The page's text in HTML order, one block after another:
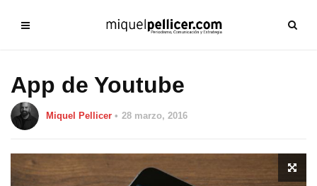
App de Youtube
Miquel Pellicer 28 marzo, 2016